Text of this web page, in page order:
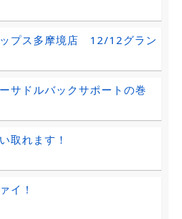
プス多摩境店 12/12グラン
サドルバックサポートの巻
取れます！
イ！